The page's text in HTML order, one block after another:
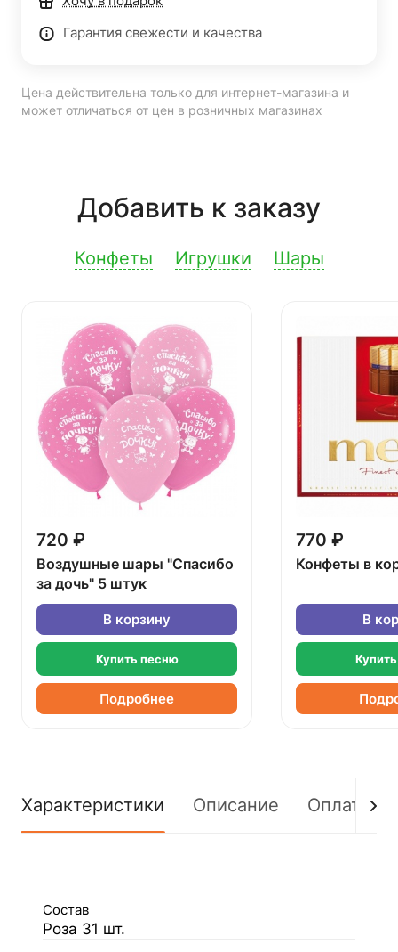
Гарантия свежести и качества
Цена действительна только для интернет-магазина и
может отличаться от цен в розничных магазинах
Добавить к заказу
Конфеты Игрушки Шары
720 ₽
Воздушные шары "Спасибо
за дочь" 5 штук
В корзину
Купить песню
Подробнее
770 ₽
Конфеты в
В
Характеристики Описание Оплата
Состав
Роза 31 шт.